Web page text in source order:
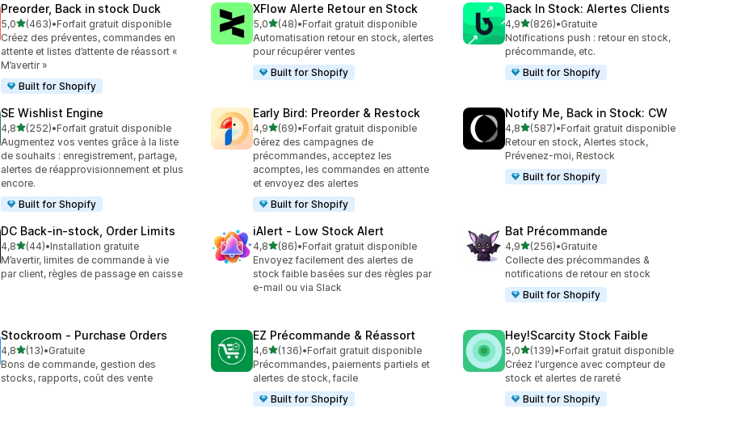
Preorder, Back in stock Duck
5,0étoile(s) sur 5
(463)
463 avis au total
•Forfait gratuit disponible
Créez des préventes, commandes en
attente et listes d’attente de réassort «
M’avertir »
Built for Shopify
XFlow Alerte Retour en Stock
5,0étoile(s) sur 5
(48)
48 avis au total
•Forfait gratuit disponible
Automatisation retour en stock, alertes
pour récupérer ventes
Built for Shopify
Back In Stock: Alertes Clients
4,9étoile(s) sur 5
(826)
826 avis au total
•Gratuite
Notifications push : retour en stock,
précommande, etc.
Built for Shopify
SE Wishlist Engine
4,8étoile(s) sur 5
(252)
252 avis au total
•Forfait gratuit disponible
Augmentez vos ventes grâce à la liste
de souhaits : enregistrement, partage,
alertes de réapprovisionnement et plus
encore.
Built for Shopify
Early Bird: Preorder & Restock
4,9étoile(s) sur 5
(69)
69 avis au total
•Forfait gratuit disponible
Gérez des campagnes de
précommandes, acceptez les
acomptes, les commandes en attente
et envoyez des alertes
Built for Shopify
Notify Me, Back in Stock: CW
4,8étoile(s) sur 5
(587)
587 avis au total
•Forfait gratuit disponible
Retour en stock, Alertes stock,
Prévenez-moi, Restock
Built for Shopify
DC Back‑in‑stock, Order Limits
4,8étoile(s) sur 5
(44)
44 avis au total
•Installation gratuite
M’avertir, limites de commande à vie
par client, règles de passage en caisse
iAlert ‑ Low Stock Alert
4,8étoile(s) sur 5
(86)
86 avis au total
•Forfait gratuit disponible
Envoyez facilement des alertes de
stock faible basées sur des règles par
e-mail ou via Slack
Bat Précommande
4,9étoile(s) sur 5
(256)
256 avis au total
•Gratuite
Collecte des précommandes &
notifications de retour en stock
Built for Shopify
Stockroom ‑ Purchase Orders
4,8étoile(s) sur 5
(13)
13 avis au total
•Gratuite
Bons de commande, gestion des
stocks, rapports, coût des vente
EZ Précommande & Réassort
4,6étoile(s) sur 5
(136)
136 avis au total
•Forfait gratuit disponible
Précommandes, paiements partiels et
alertes de stock, facile
Built for Shopify
Hey!Scarcity Stock Faible
5,0étoile(s) sur 5
(139)
139 avis au total
•Forfait gratuit disponible
Créez l'urgence avec compteur de
stock et alertes de rareté
Built for Shopify